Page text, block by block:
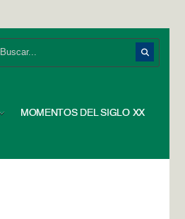
MOMENTOS DEL SIGLO XX